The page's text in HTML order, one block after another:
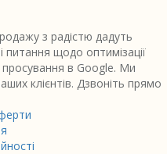
з радістю дадуть
питання щодо оптимізації
просування в Google. Ми
клієнтів. Дзвоніть прямо